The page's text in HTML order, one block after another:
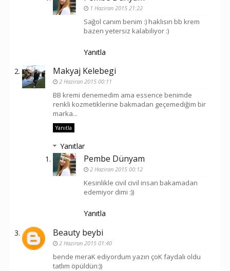
1 Haziran 2015 21:22
Sağol canım benim :) haklısın bb krem
bazen yetersiz kalabiliyor :)
Yanıtla
Makyaj Kelebegi
2 Haziran 2015 00:11
BB kremi denemedim ama essence benimde
renkli kozmetiklerine bakmadan geçemediğim bir
marka...
Yanıtla
Yanıtlar
Pembe Dünyam
2 Haziran 2015 00:12
Kesinlikle civil civil insan bakamadan
edemiyor dimi :))
Yanıtla
Beauty beybi
2 Haziran 2015 01:40
bende meraK ediyordum yazın çoK faydalı oldu
tatlım öpüldün:))